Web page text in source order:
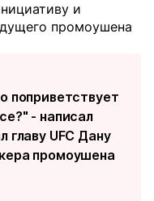
и
промоушена
поприветствует
- написал
UFC Дану
промоушена